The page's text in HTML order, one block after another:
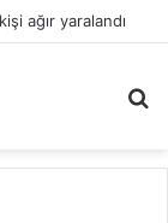
ağır yaralandı
...